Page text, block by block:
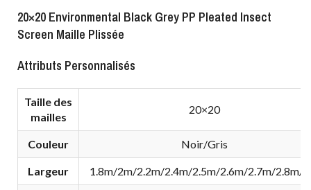
20×20 Environmental Black Grey PP Pleated Insect
Screen Maille Plissée
Attributs Personnalisés
Taille des
mailles
20×20
Couleur Noir/Gris
Largeur 1.8m/2m/2.2m/2.4m/2.5m/2.6m/2.7m/2.8m/